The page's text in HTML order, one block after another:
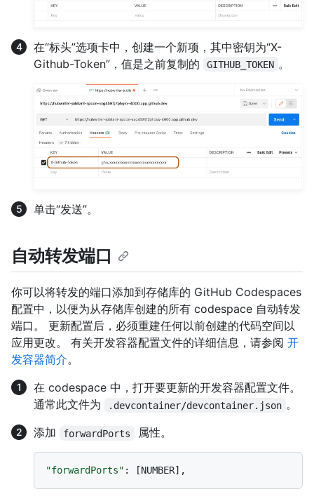
在“标头”选项卡中，创建一个新项，其中密钥为“X-
Github-Token”，值是之前复制的
GITHUB_TOKEN 。
单击“发送”。
自动转发端口
你可以将转发的端口添加到存储库的 GitHub Codespaces
配置中，以便为从存储库创建的所有 codespace 自动转发
端口。 更新配置后，必须重建任何以前创建的代码空间以
应用更改。 有关开发容器配置文件的详细信息，请参阅 开
发容器简介。
在 codespace 中，打开要更新的开发容器配置文件。
通常此文件为
.devcontainer/devcontainer.json 。
添加
forwardPorts 属性。
"forwardPorts" : [NUMBER] ,